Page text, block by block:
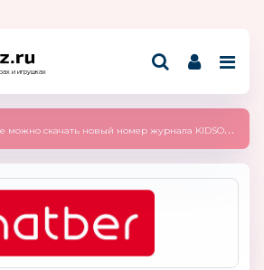
и игрушках
скачать новый номер журнала KIDSOBOZ 2025 (сентябрь)